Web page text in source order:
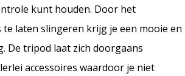
kunt houden. Door het
laten slingeren krijg je een mooie en
De tripod laat zich doorgaans
accessoires waardoor je niet